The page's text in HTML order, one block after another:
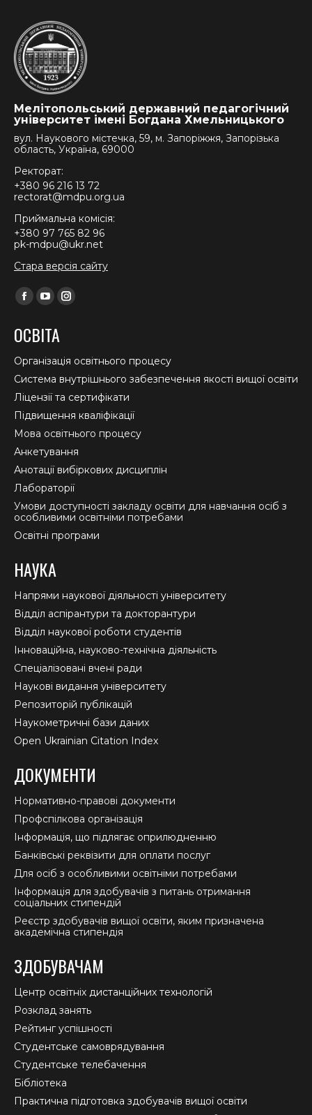
Мелітопольський державний педагогічний
університет імені Богдана Хмельницького
вул. Наукового містечка, 59, м. Запоріжжя, Запорізька
область, Україна, 69000
Ректорат:
+380 96 216 13 72
rectorat@mdpu.org.ua
Приймальна комісія:
+380 97 765 82 96
pk-mdpu@ukr.net
Стара версія сайту
Find us on:
Facebook
opens
in
new
window
YouTube
opens
in
new
window
Instagram
in
new
window
ОСВІТА
Організація освітнього процесу
Система внутрішнього забезпечення якості вищої освіти
Ліцензії та сертифікати
Підвищення кваліфікації
Мова освітнього процесу
Анкетування
Анотації вибіркових дисциплін
Лабораторії
Умови доступності закладу освіти для навчання осіб з
особливими освітніми потребами
Освітні програми
НАУКА
Напрями наукової діяльності університету
Відділ аспірантури та докторантури
Відділ наукової роботи студентів
Інноваційна, науково-технічна діяльність
Спеціалізовані вчені ради
Наукові видання університету
Репозиторій публікацій
Наукометричні бази даних
Open Ukrainian Citation Index
ДОКУМЕНТИ
Нормативно-правові документи
Профспілкова організація
Інформація, що підлягає оприлюдненню
Банківські реквізити для оплати послуг
Для осіб з особливими освітніми потребами
Інформація для здобувачів з питань отримання
соціальних стипендій
Реєстр здобувачів вищої освіти, яким призначена
академічна стипендія
ЗДОБУВАЧАМ
Центр освітніх дистанційних технологій
Розклад занять
Рейтинг успішності
Студентське самоврядування
Студентське телебачення
Бібліотека
Практична підготовка здобувачів вищої освіти